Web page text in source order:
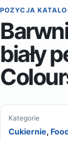
POZYCJA
biały
Kategorie
Cukiernie,